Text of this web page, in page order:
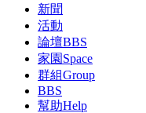
新聞
活動
論壇BBS
家園 Space
群組Group
BBS
幫助Help